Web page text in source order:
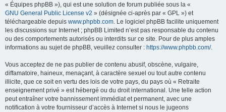
« Équipes phpBB »), qui est une solution de forum publiée sous la «
GNU General Public License v2 » (désignée ci-après par « GPL ») et
téléchargeable depuis www.phpbb.com. Le logiciel phpBB facilite uniquement
les discussions sur Internet ; phpBB Limited n’est pas responsable du contenu
ou des comportements autorisés ou interdits sur ce site. Pour de plus amples
informations au sujet de phpBB, veuillez consulter : https://www.phpbb.com/.
Vous acceptez de ne pas publier de contenu abusif, obscène, vulgaire,
diffamatoire, haineux, menaçant, à caractère sexuel ou tout autre contenu
illicite, que ce soit en vertu des lois de votre pays, du pays où « Retraite
enseignement privé » est hébergé ou du droit international. Une telle action
peut entraîner votre bannissement immédiat et permanent, avec une
notification à votre fournisseur d’accès à Internet si nous le jugeons